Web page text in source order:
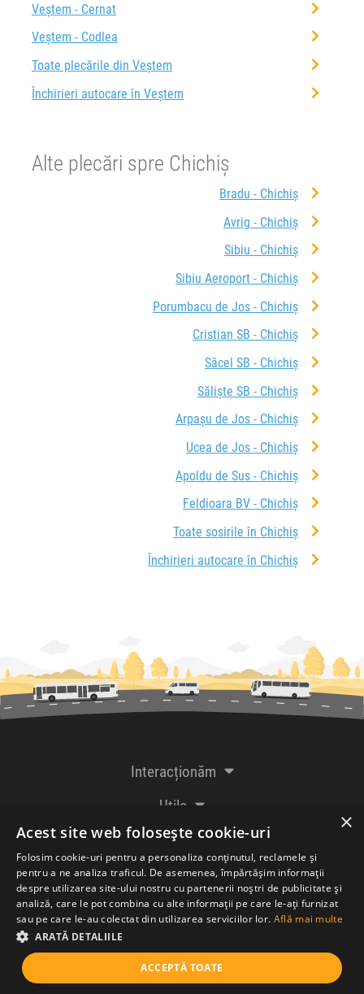
Veștem - Cernat
Veștem - Codlea
Toate plecările din Veștem
Închirieri autocare în Veștem
Alte plecări spre Chichiș
Bradu - Chichiș
Avrig - Chichiș
Sibiu - Chichiș
Sibiu Aeroport - Chichiș
Porumbacu de Jos - Chichiș
Cristian SB - Chichiș
Săcel SB - Chichiș
Săliște SB - Chichiș
Arpașu de Jos - Chichiș
Ucea de Jos - Chichiș
Apoldu de Sus - Chichiș
Feldioara BV - Chichiș
Toate sosirile în Chichiș
Închirieri autocare în Chichiș
Interacționăm
Utile
De la creatorii
Acceptăm plăți cu
×
Acest site web folosește cookie-uri
Folosim cookie-uri pentru a personaliza conținutul, reclamele și
pentru a ne analiza traficul. De asemenea, împărtășim informații
despre utilizarea site-ului nostru cu partenerii noștri de publicitate și
analiză, care le pot combina cu alte informații pe care le-ați furnizat
sau pe care le-au colectat din utilizarea serviciilor lor. Află mai multe
ARATĂ DETALIILE
ACCEPTĂ TOATE